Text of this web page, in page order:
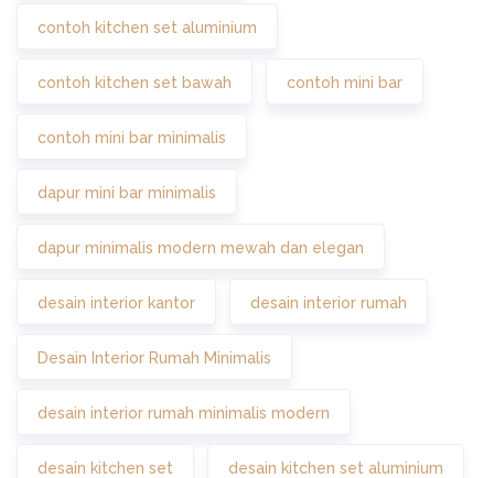
contoh kitchen set aluminium
contoh kitchen set bawah contoh mini bar
contoh mini bar minimalis
dapur mini bar minimalis
dapur minimalis modern mewah dan elegan
desain interior kantor desain interior rumah
Desain Interior Rumah Minimalis
desain interior rumah minimalis modern
desain kitchen set desain kitchen set aluminium